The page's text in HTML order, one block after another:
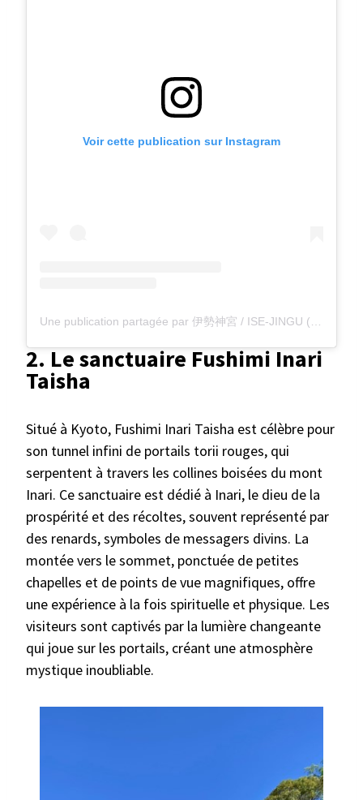
Voir cette publication sur Instagram
2. Le sanctuaire Fushimi Inari
Taisha
Situé à Kyoto, Fushimi Inari Taisha est célèbre pour
son tunnel infini de portails torii rouges, qui
serpentent à travers les collines boisées du mont
Inari. Ce sanctuaire est dédié à Inari, le dieu de la
prospérité et des récoltes, souvent représenté par
des renards, symboles de messagers divins. La
montée vers le sommet, ponctuée de petites
chapelles et de points de vue magnifiques, offre
une expérience à la fois spirituelle et physique. Les
visiteurs sont captivés par la lumière changeante
qui joue sur les portails, créant une atmosphère
mystique inoubliable.